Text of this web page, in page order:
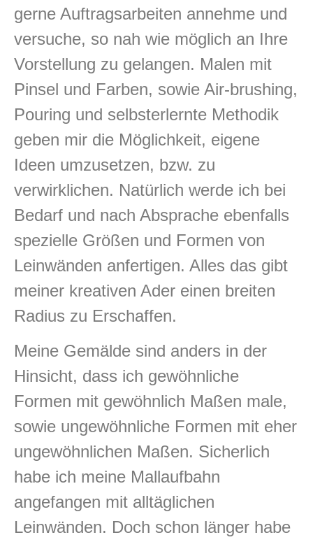
gerne Auftragsarbeiten annehme und
versuche, so nah wie möglich an Ihre
Vorstellung zu gelangen. Malen mit
Pinsel und Farben, sowie Air-brushing,
Pouring und selbsterlernte Methodik
geben mir die Möglichkeit, eigene
Ideen umzusetzen, bzw. zu
verwirklichen. Natürlich werde ich bei
Bedarf und nach Absprache ebenfalls
spezielle Größen und Formen von
Leinwänden anfertigen. Alles das gibt
meiner kreativen Ader einen breiten
Radius zu Erschaffen.
Meine Gemälde sind anders in der
Hinsicht, dass ich gewöhnliche
Formen mit gewöhnlich Maßen male,
sowie ungewöhnliche Formen mit eher
ungewöhnlichen Maßen. Sicherlich
habe ich meine Mallaufbahn
angefangen mit alltäglichen
Leinwänden. Doch schon länger habe